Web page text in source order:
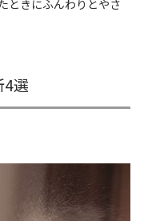
ときにふんわりとやさ
4選